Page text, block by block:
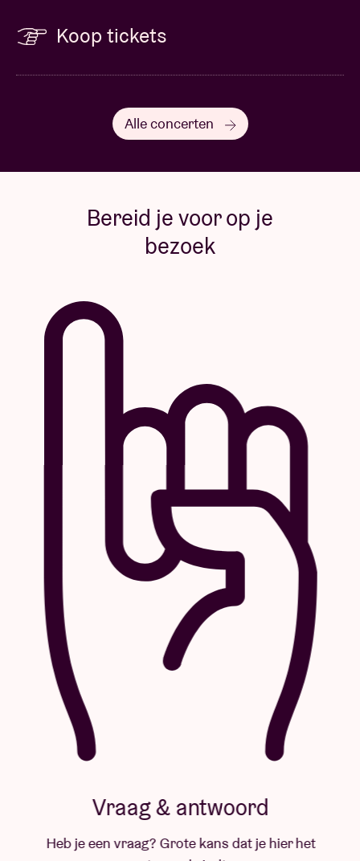
Koop tickets
Alle concerten
Bereid je voor op je
bezoek
Vraag & antwoord
Heb je een vraag? Grote kans dat je hier het